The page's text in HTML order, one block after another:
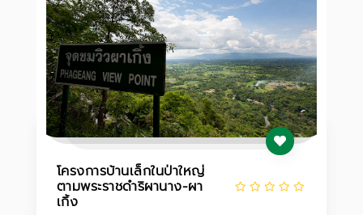
โครงการบ้านเล็กในป่าใหญ่
ตามพระราชดำริผานาง-ผา
เกิ้ง